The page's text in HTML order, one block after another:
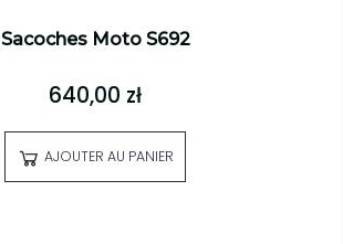
Sacoches Moto S692
640,00 zł
AJOUTER AU PANIER